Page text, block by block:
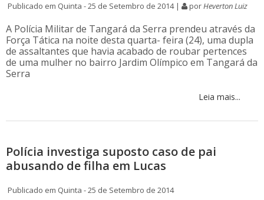
Publicado em Quinta - 25 de Setembro de 2014 | porHeverton Luiz
A Polícia Militar de Tangará da Serra prendeu através da
Força Tática na noite desta quarta- feira (24), uma dupla
de assaltantes que havia acabado de roubar pertences
de uma mulher no bairro Jardim Olímpico em Tangará da
Serra
Leia mais...
Polícia investiga suposto caso de pai
abusando de filha em Lucas
Publicado em Quinta - 25 de Setembro de 2014